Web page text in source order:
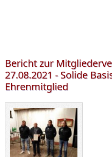
Bericht zur
27.08.2021 - Solide
Ehrenmitglied